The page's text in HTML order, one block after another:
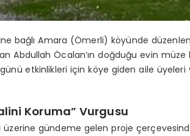
bağlı Amara (Ömerli) köyünde
Abdullah Öcalan’ın doğduğu evin
günü etkinlikleri için köye giden aile
Koruma” Vurgusu
üzerine gündeme gelen proje